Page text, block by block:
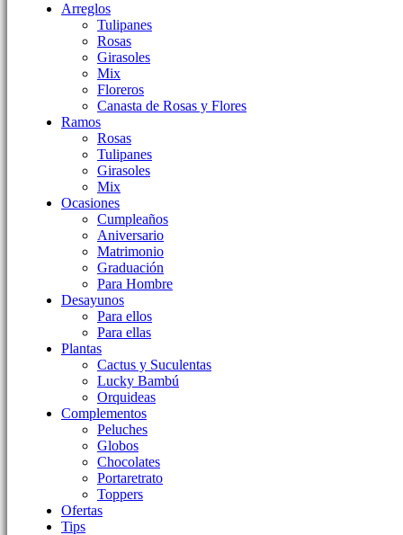
Arreglos
Tulipanes
Rosas
Girasoles
Mix
Floreros
Canasta de Rosas y Flores
Ramos
Rosas
Tulipanes
Girasoles
Mix
Ocasiones
Cumpleaños
Aniversario
Matrimonio
Graduación
Para Hombre
Desayunos
Para ellos
Para ellas
Plantas
Cactus y Suculentas
Lucky Bambú
Orquideas
Complementos
Peluches
Globos
Chocolates
Portaretrato
Toppers
Ofertas
Tips